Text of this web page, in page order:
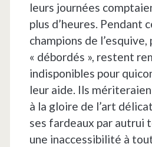
leurs journées
plus d’heures. Pendant
champions de
« débordés », restent
indisponibles pour
leur aide. Ils
à la gloire de l’art
ses fardeaux par autrui
une inaccessibilité à